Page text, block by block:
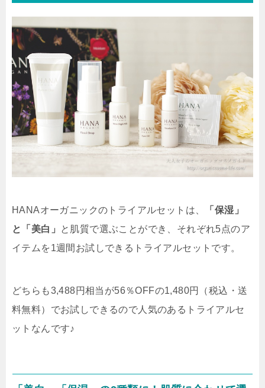
HANAオーガニックのトライアルセットは、
「保湿」
と「美白」
と肌質で選ぶことができ、それぞれ5点のア
イテムを1週間お試しできるトライアルセットです。
どちらも3,488円相当が56％OFFの1,480円（税込・送
料無料） でお試しできるので人気のあるトライアルセ
ットなんです♪